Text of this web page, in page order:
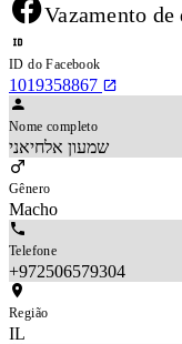
Vazamento de
ID do Facebook
1019358867
Nome completo
שמעון אלחיאני
Gênero
Macho
Telefone
+972506579304
Região
IL